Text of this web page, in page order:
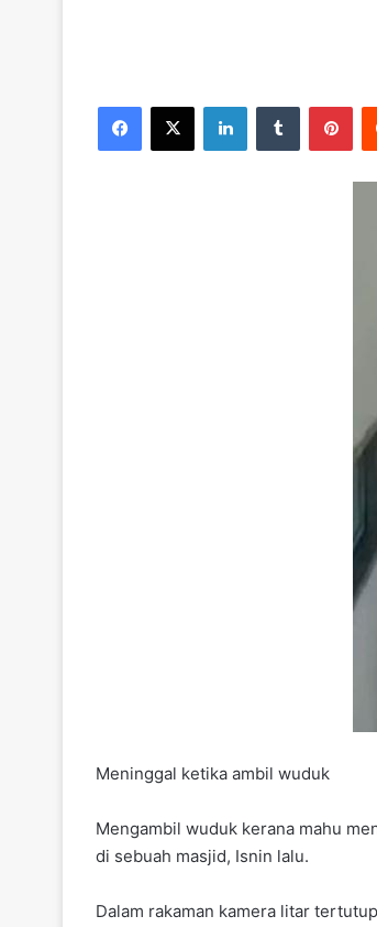
Meninggal ketika ambil wuduk
Mengambil wuduk kerana mahu
di sebuah masjid, Isnin lalu.
Dalam rakaman kamera litar